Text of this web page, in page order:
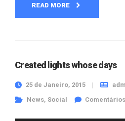
READ MORE
Created lights whose days
25 de Janeiro, 2015
News, Social